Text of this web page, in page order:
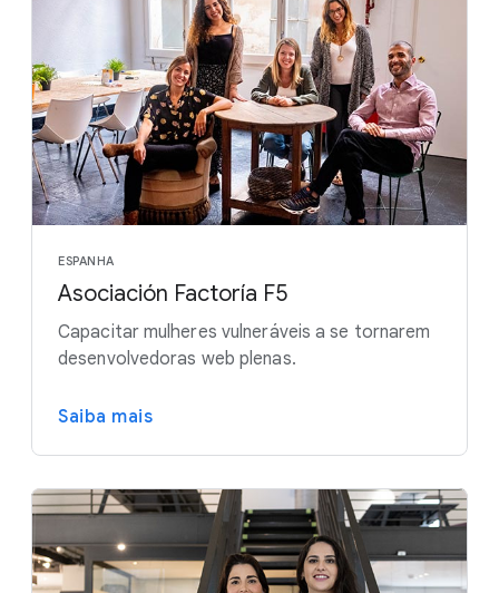
ESPANHA
Asociación Factoría F5
Capacitar mulheres vulneráveis a se tornarem
desenvolvedoras web plenas.
Saiba mais